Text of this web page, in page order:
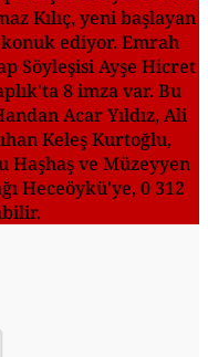
Kılıç, yeni başlayan
ediyor. Emrah
Söyleşisi Ayşe Hicret
8 imza var. Bu
Acar Yıldız, Ali
Keleş Kurtoğlu,
Haşhaş ve Müzeyyen
Heceöykü'ye, 0 312